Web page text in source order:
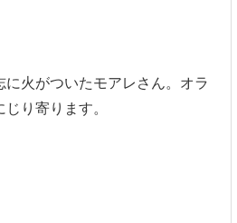
火がついたモアレさん。オラ
り寄ります。